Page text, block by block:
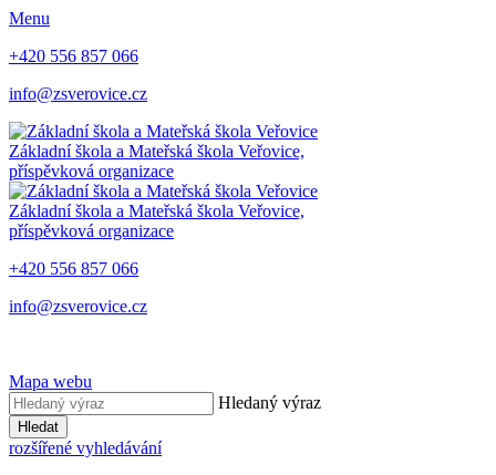
Menu
+420 556 857 066
info@zsverovice.cz
Základní škola a Mateřská škola Veřovice,
příspěvková organizace
Základní škola a Mateřská škola Veřovice,
příspěvková organizace
+420 556 857 066
info@zsverovice.cz
Mapa webu
Hledaný výraz
Hledat
rozšířené vyhledávání